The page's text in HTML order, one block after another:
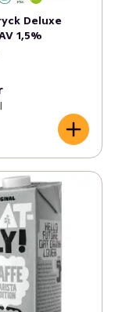
Deluxe
1,5%